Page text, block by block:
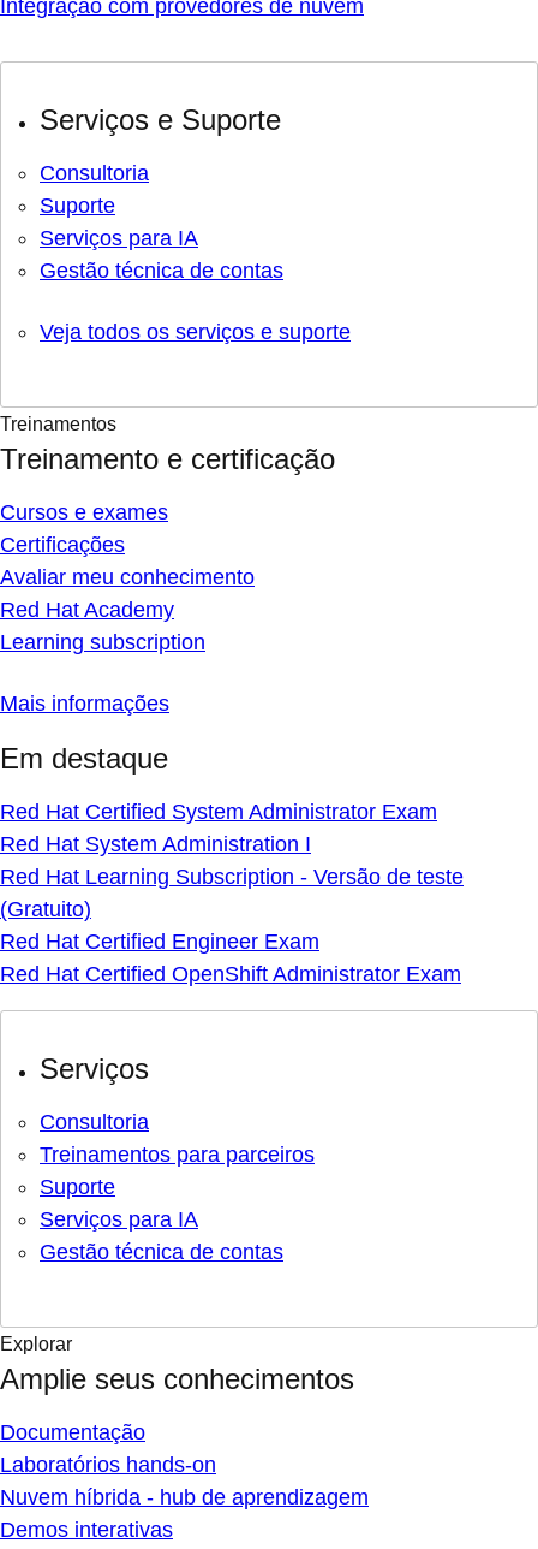
Integração com provedores de nuvem
Serviços e Suporte
Consultoria
Suporte
Serviços para IA
Gestão técnica de contas
Veja todos os serviços e suporte
Treinamentos
Treinamento e certificação
Cursos e exames
Certificações
Avaliar meu conhecimento
Red Hat Academy
Learning subscription
Mais informações
Em destaque
Red Hat Certified System Administrator Exam
Red Hat System Administration I
Red Hat Learning Subscription - Versão de teste
(Gratuito)
Red Hat Certified Engineer Exam
Red Hat Certified OpenShift Administrator Exam
Serviços
Consultoria
Treinamentos para parceiros
Suporte
Serviços para IA
Gestão técnica de contas
Explorar
Amplie seus conhecimentos
Documentação
Laboratórios hands-on
Nuvem híbrida - hub de aprendizagem
Demos interativas